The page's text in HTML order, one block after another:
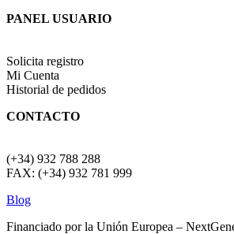
PANEL USUARIO
Solicita registro
Mi Cuenta
Historial de pedidos
CONTACTO
(+34) 932 788 288
FAX: (+34) 932 781 999
Blog
Financiado por la Unión Europea –